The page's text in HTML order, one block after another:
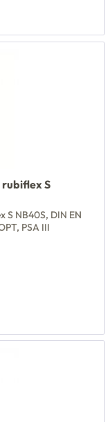
rubiflex S
S NB40S, DIN EN
PSA III